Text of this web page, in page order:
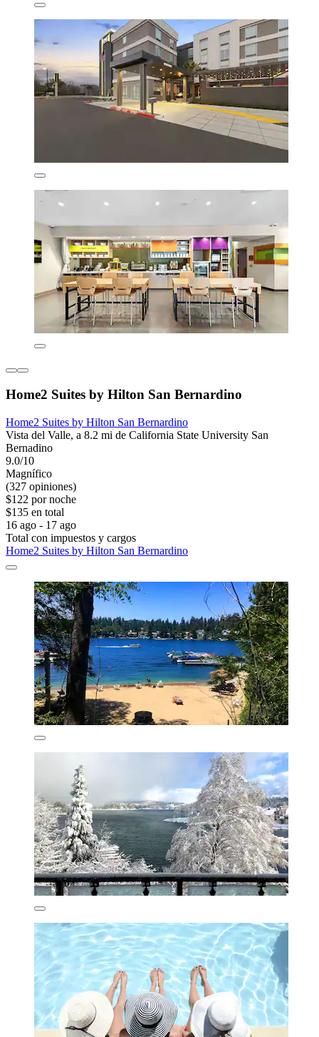
Home2 Suites by Hilton San Bernardino
Home2 Suites by Hilton San Bernardino
Vista del Valle, a 8.2 mi de California State University San
Bernadino
9.0/10
Magnífico
(327 opiniones)
$122 por noche
$135 en total
16 ago - 17 ago
Total con impuestos y cargos
Home2 Suites by Hilton San Bernardino